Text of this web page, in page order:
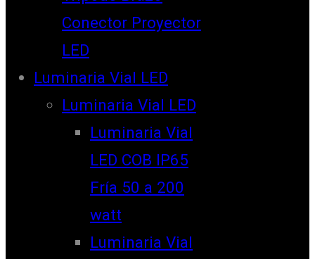
Conector Proyector
LED
Luminaria Vial LED
Luminaria Vial LED
Luminaria Vial
LED COB IP65
Fría 50 a 200
watt
Luminaria Vial